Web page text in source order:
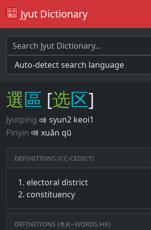
Jyut Dictionary
選區 [选区]
Jyutping
syun2 keoi1
Pinyin
xuǎn qū
Definitions (CC-CEDICT)
electoral district
constituency
Definitions (粵典–words.hk)